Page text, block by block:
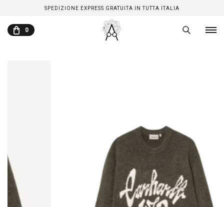
SPEDIZIONE EXPRESS GRATUITA IN TUTTA ITALIA
0